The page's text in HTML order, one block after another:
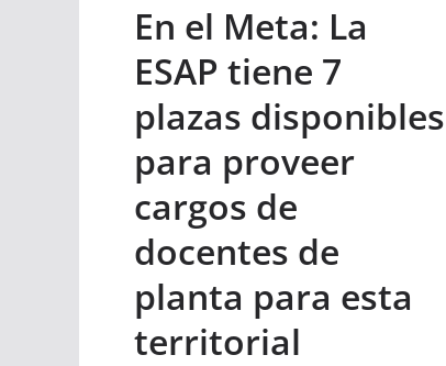
En el Meta: La
ESAP tiene 7
plazas disponibles
para proveer
cargos de
docentes de
planta para esta
territorial